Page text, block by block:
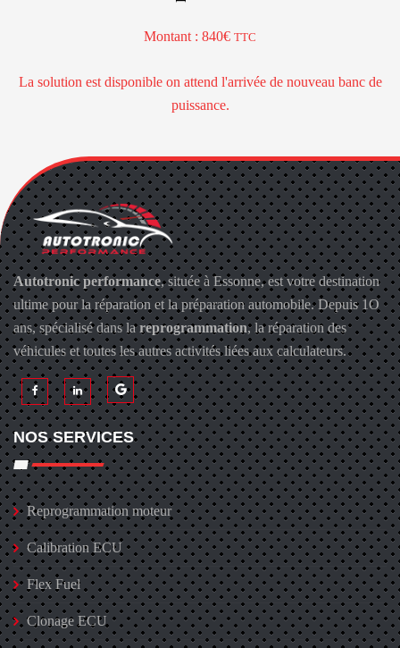
Montant : 840 TTC
La solution est disponible on attend l'arrivée de nouveau banc de
puissance.
Autotronic performance, située à Essonne, est votre destination
ultime pour la réparation et la préparation automobile. Depuis 1O
ans, spécialisé dans lareprogrammation, la réparation des
véhicules et toutes les autres activités liées aux calculateurs.
NOS SERVICES
Reprogrammation moteur
Calibration ECU
Flex Fuel
Clonage ECU